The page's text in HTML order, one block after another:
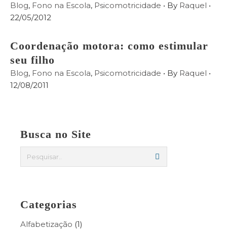
Blog, Fono na Escola, Psicomotricidade • By Raquel •
22/05/2012
Coordenação motora: como estimular
seu filho
Blog, Fono na Escola, Psicomotricidade • By Raquel •
12/08/2011
Busca no Site
Categorias
Alfabetização (1)